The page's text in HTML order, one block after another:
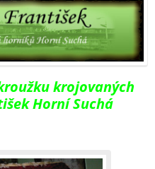
krojovaných
Horní Suchá